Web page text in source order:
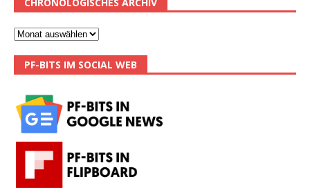
PF-BITS IM SOCIAL WEB